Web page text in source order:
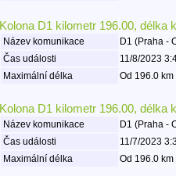
Kolona D1 kilometr 196.00, délka
Název komunikace
D1 (Praha -
Čas události
11/8/2023
Maximální délka
Od 196.0
Kolona D1 kilometr 196.00, délka
Název komunikace
D1 (Praha -
Čas události
11/7/2023
Maximální délka
Od 196.0